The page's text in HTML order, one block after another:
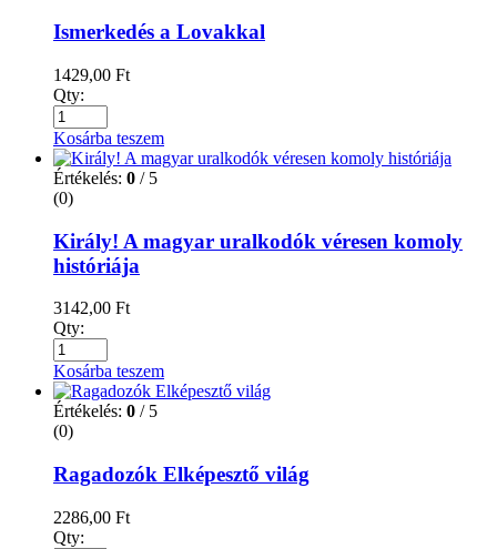
Ismerkedés a Lovakkal
1429,00 Ft
Qty:
Kosárba teszem
Értékelés: 0 / 5
(0)
Király! A magyar uralkodók véresen komoly
históriája
3142,00 Ft
Qty:
Kosárba teszem
Értékelés: 0 / 5
(0)
Ragadozók Elképesztő világ
2286,00 Ft
Qty: